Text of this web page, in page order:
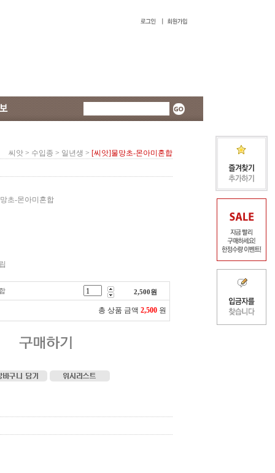
씨앗 > 수입종 > 일년생 > [씨앗]물망초-몬아미혼합
-몬아미혼합
2,500원
총 상품 금액 2,500 원